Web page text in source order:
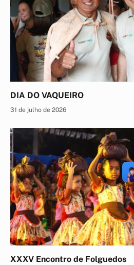
DIA DO VAQUEIRO
31 de julho de 2026
XXXV Encontro de Folguedos